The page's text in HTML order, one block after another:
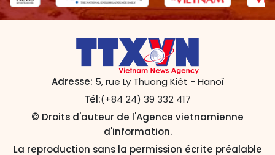
Adresse: 5, rue Ly Thuong Kiêt - Hanoï
Tél:(+84 24) 39 332 417
© Droits d'auteur de l'Agence vietnamienne
d'information.
La reproduction sans la permission écrite préalable